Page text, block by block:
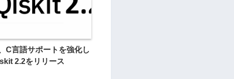
C言語サポートを強化し
2.2をリリース